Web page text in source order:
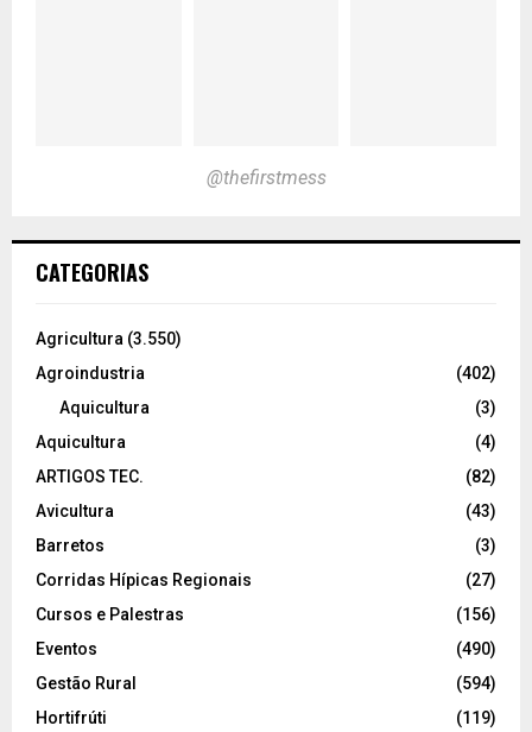
@thefirstmess
CATEGORIAS
Agricultura (3.550)
Agroindustria
(402)
Aquicultura
(3)
Aquicultura
(4)
ARTIGOS TEC.
(82)
Avicultura
(43)
Barretos
(3)
Corridas Hípicas Regionais
(27)
Cursos e Palestras
(156)
Eventos
(490)
Gestão Rural
(594)
Hortifrúti
(119)